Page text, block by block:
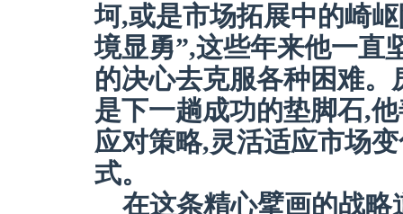
坷,或是市场拓展中的崎
境显勇”,这些年来他一直
的决心去克服各种困难
是下一趟成功的垫脚石,
应对策略,灵活适应市场
式。
在这条精心擘画的战